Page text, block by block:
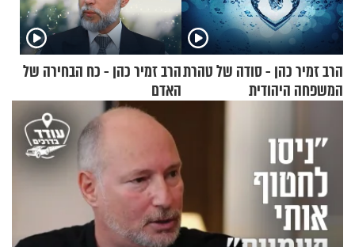
הרב זמיר כהן - סודה של טהרת
המשפחה היהודית
הרב זמיר כהן - כח הבחירה של
האדם